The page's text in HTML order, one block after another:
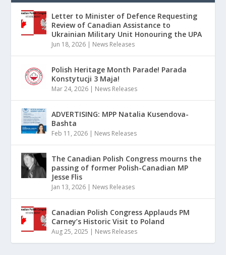
Letter to Minister of Defence Requesting
Review of Canadian Assistance to
Ukrainian Military Unit Honouring the UPA
Jun 18, 2026 | News Releases
Polish Heritage Month Parade! Parada
Konstytucji 3 Maja!
Mar 24, 2026 | News Releases
ADVERTISING: MPP Natalia Kusendova-
Bashta
Feb 11, 2026 | News Releases
The Canadian Polish Congress mourns the
passing of former Polish-Canadian MP
Jesse Flis
Jan 13, 2026 | News Releases
Canadian Polish Congress Applauds PM
Carney’s Historic Visit to Poland
Aug 25, 2025 | News Releases